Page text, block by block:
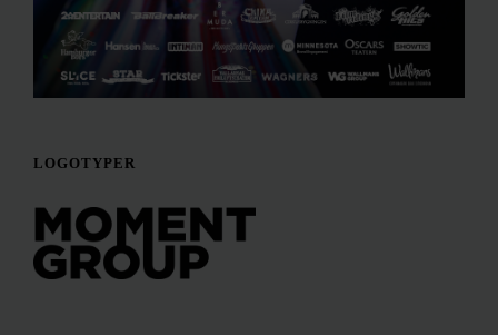
LOGOTYPER